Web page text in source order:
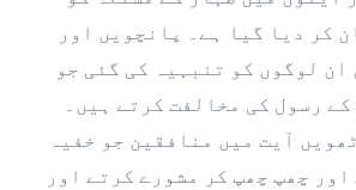
کر دیا گیا ہے۔ پانچویں اور
ان لوگوں کو تنبہیہ کی گئی جو
کے رسول کی مخالفت کرتے ہیں۔
آیت میں منافقین جو خفیہ
چھپ چھپ کر مشورے کرتے اور